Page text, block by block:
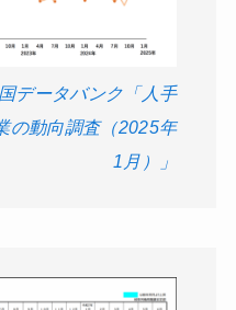
データバンク「人手
の動向調査（2025年
1月）」